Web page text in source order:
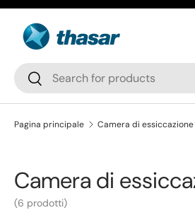
Passa ai contenuti
Cerca
Cerca
Pagina principale Camera di essiccazione
Camera di
(6 prodotti)